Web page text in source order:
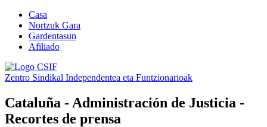
Casa
Nortzuk Gara
Gardentasun
Afiliado
Zentro Sindikal Independentea eta Funtzionarioak
Cataluña - Administración de Justicia -
Recortes de prensa